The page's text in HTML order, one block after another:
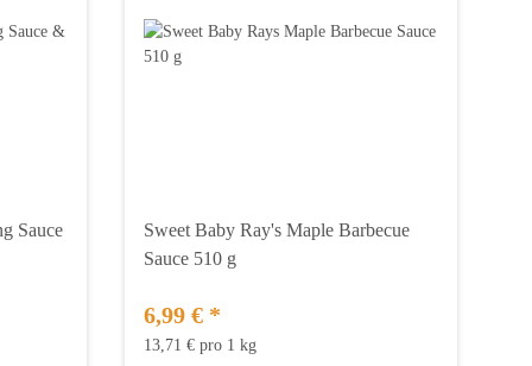
Sauce
Sweet Baby Ray's Maple Barbecue
Sauce 510 g
6,99 € *
13,71 € pro 1 kg